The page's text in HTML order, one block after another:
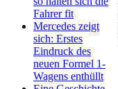
Fahrer fit
Mercedes zeigt
sich: Erstes
Eindruck des
neuen Formel 1-
Wagens enthüllt